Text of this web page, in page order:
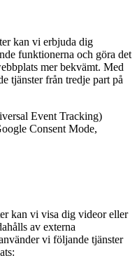
kan vi erbjuda dig
funktionerna och göra det
mer bekvämt. Med
tjänster från tredje part på
Event Tracking)
Consent Mode,
kan vi visa dig videor eller
av externa
vi följande tjänster